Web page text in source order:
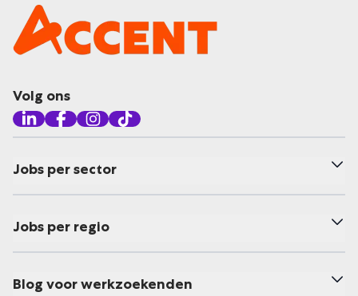
Volg ons
Jobs per sector
Jobs per regio
Blog voor werkzoekenden